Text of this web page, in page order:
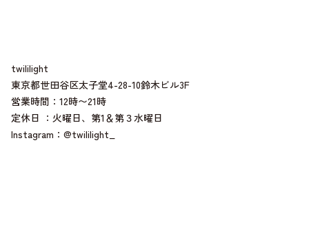
twililight
東京都世田谷区太子堂4-28-10鈴木ビル3F
営業時間：12時〜21時
定休日 ：火曜日、第1＆第３水曜日
Instagram：@twililight_